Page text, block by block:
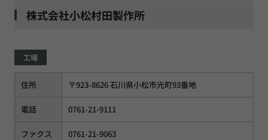
株式会社小松村田製作所
工場
住所 〒923-8626 石川県小松市光町93番地
電話 0761-21-9111
ファクス 0761-21-9063